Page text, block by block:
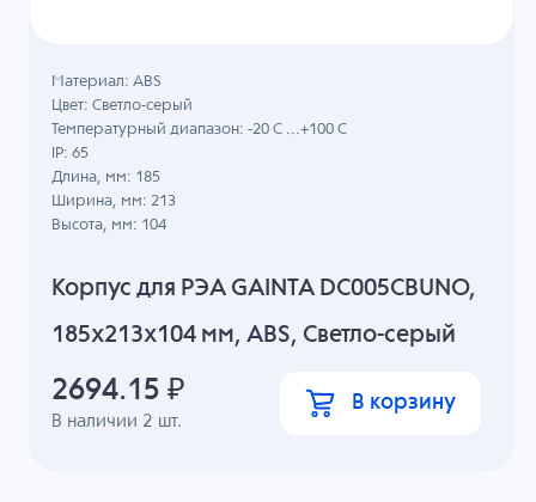
Корпус для РЭА GAINTA DC005CBUNO,
185x213x104 мм, ABS, Светло-серый
В наличии 2 шт.
Материал: ABS
Цвет: Светло-серый
Температурный диапазон: -20 C ...+100 C
IP: 65
Длина, мм: 185
Ширина, мм: 213
Высота, мм: 104
2694.15 ₽ В корзину